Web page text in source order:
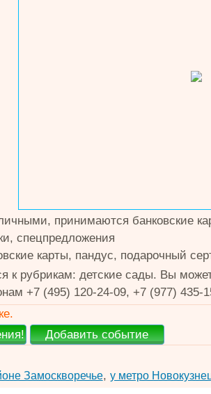
принимаются банковские
спецпредложения
карты, пандус, подарочный
к рубрикам: детские сады. Вы
+7 (495) 120-24-09, +7 (977) 435-
Замоскворечье, у метро